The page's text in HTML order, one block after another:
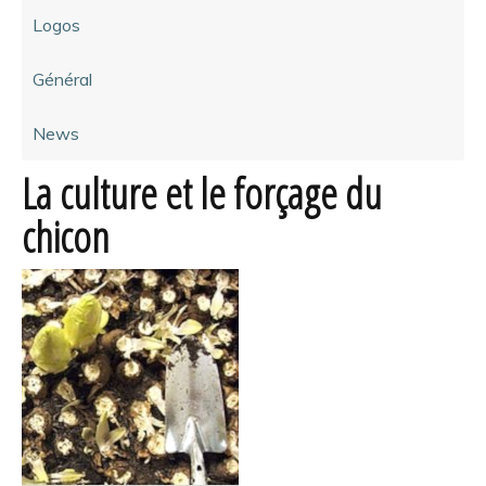
Logos
Général
News
La culture et le forçage du
chicon